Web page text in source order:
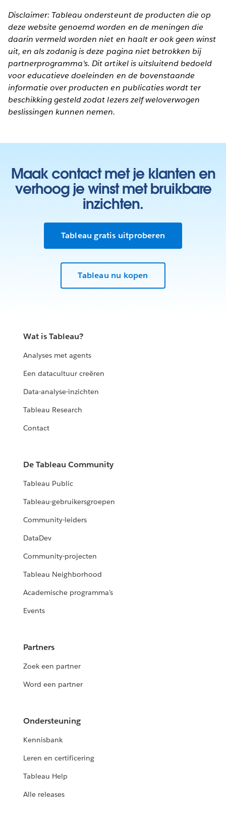
Disclaimer: Tableau ondersteunt de producten die op
deze website genoemd worden en de meningen die
daarin vermeld worden niet en haalt er ook geen winst
uit, en als zodanig is deze pagina niet betrokken bij
partnerprogramma's. Dit artikel is uitsluitend bedoeld
voor educatieve doeleinden en de bovenstaande
informatie over producten en publicaties wordt ter
beschikking gesteld zodat lezers zelf weloverwogen
beslissingen kunnen nemen.
Maak contact met je klanten en
verhoog je winst met bruikbare
inzichten.
Tableau gratis uitproberen
Tableau nu kopen
Wat is Tableau?
Analyses met agents
Een datacultuur creëren
Data-analyse-inzichten
Tableau Research
Contact
De Tableau Community
Tableau Public
Tableau-gebruikersgroepen
Community-leiders
DataDev
Community-projecten
Tableau Neighborhood
Academische programma's
Events
Partners
Zoek een partner
Word een partner
Ondersteuning
Kennisbank
Leren en certificering
Tableau Help
Alle releases